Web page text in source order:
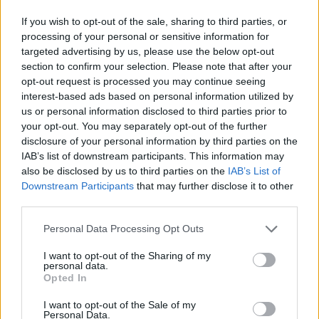
If you wish to opt-out of the sale, sharing to third parties, or
processing of your personal or sensitive information for
targeted advertising by us, please use the below opt-out
section to confirm your selection. Please note that after your
opt-out request is processed you may continue seeing
interest-based ads based on personal information utilized by
us or personal information disclosed to third parties prior to
your opt-out. You may separately opt-out of the further
disclosure of your personal information by third parties on the
IAB’s list of downstream participants. This information may
also be disclosed by us to third parties on the IAB’s List of
Downstream Participants that may further disclose it to other
Please note that this website/app uses one or more Google
not limited to your visit or usage behaviour. You may click to
grant or deny consent to Google and its third-party tags to
use your data for below specified purposes in below Google
consent section.
Personal Data Processing Opt Outs
I want to opt-out of the Sharing of my
personal data.
Opted In
I want to opt-out of the Sale of my
Personal Data.
Touch Cover στις ΗΠΑ (τιμή $499), για τις πρώτες
προ-παραγγελίες.